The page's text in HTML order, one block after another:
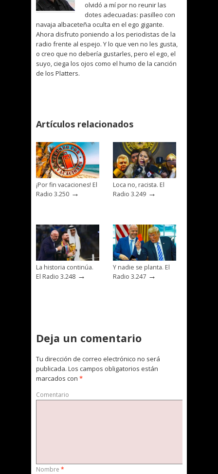
olvidó a mí por no reunir las
dotes adecuadas: pasilleo con
navaja albaceteña oculta en el ego gigante.
Ahora disfruto poniendo a los periodistas de la
radio frente al espejo. Y lo que ven no les gusta,
o creo que no debería gustarles, pero el ego, el
suyo, ciega los ojos como el humo de la canción
de los Platters.
Artículos relacionados
¡Por fin vacaciones! El
Radio 3.250 →
Loca no, racista. El
Radio 3.249 →
La historia continúa.
El Radio 3.248 →
Y nadie se planta. El
Radio 3.247 →
Deja un comentario
Tu dirección de correo electrónico no será
publicada. Los campos obligatorios están
marcados con *
Comentario
Nombre *